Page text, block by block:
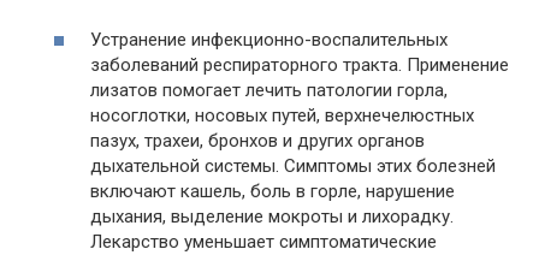
Устранение инфекционно-воспалительных
заболеваний респираторного тракта. Применение
лизатов помогает лечить патологии горла,
носоглотки, носовых путей, верхнечелюстных
пазух, трахеи, бронхов и других органов
дыхательной системы. Симптомы этих болезней
включают кашель, боль в горле, нарушение
дыхания, выделение мокроты и лихорадку.
Лекарство уменьшает симптоматические